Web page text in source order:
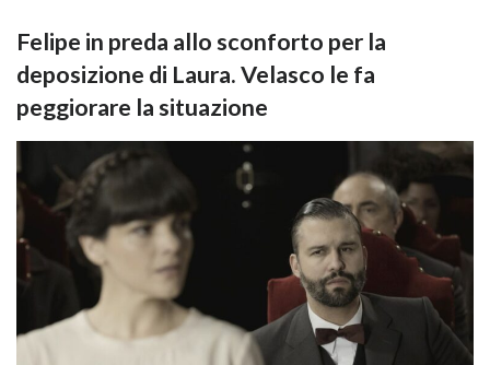
Felipe in preda allo sconforto per la
deposizione di Laura. Velasco le fa
peggiorare la situazione